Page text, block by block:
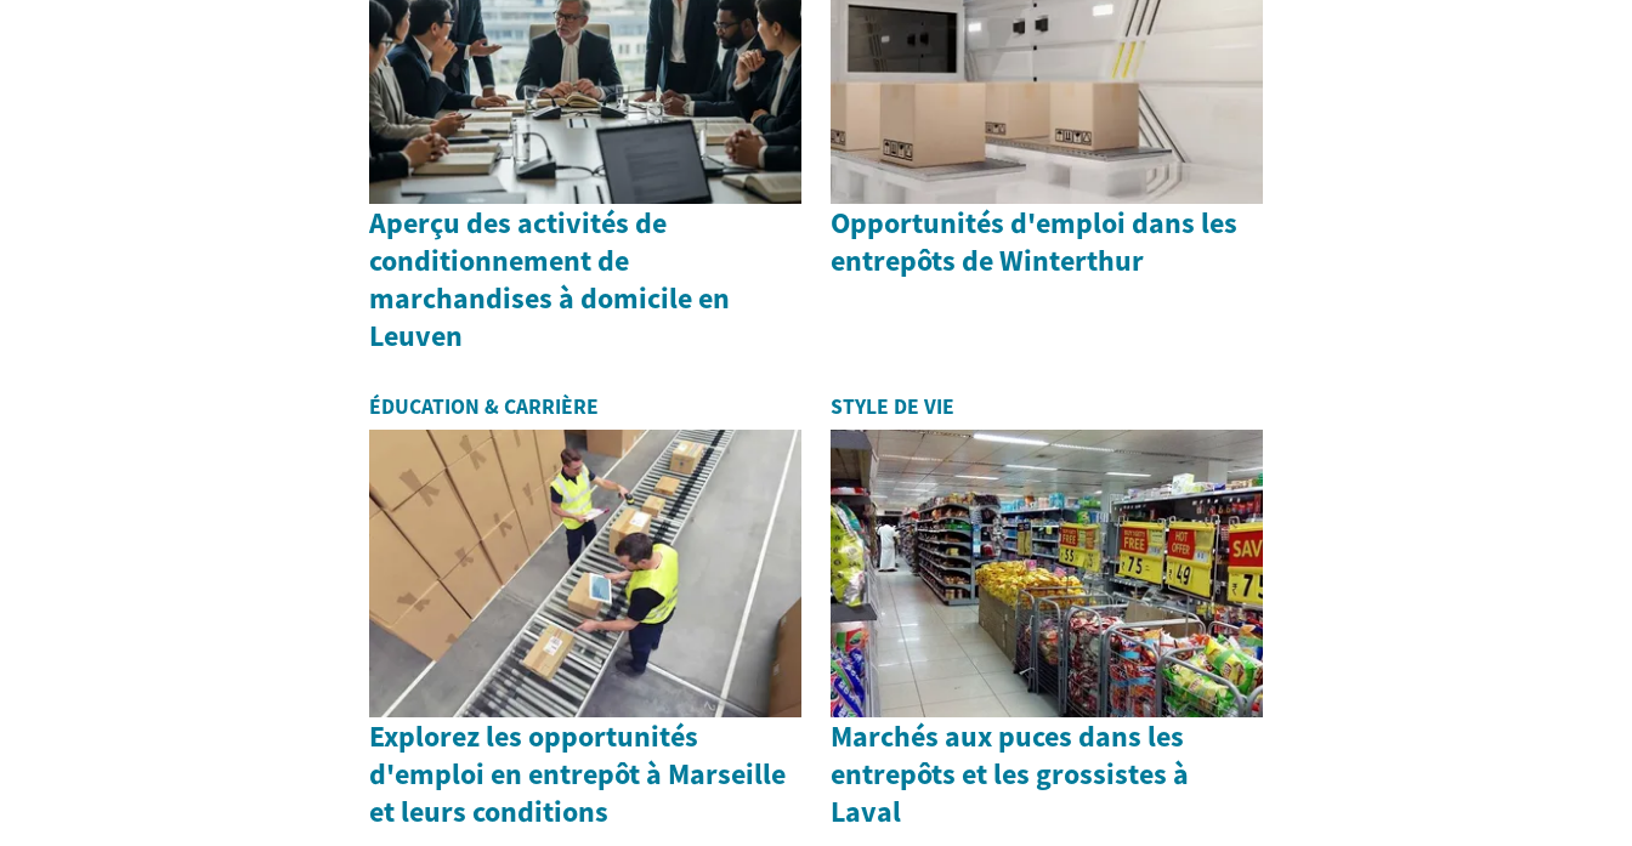
Aperçu des activités de
conditionnement de
marchandises à domicile en
Leuven
Opportunités d'emploi dans les
entrepôts de Winterthur
ÉDUCATION & CARRIÈRE
Explorez les opportunités
d'emploi en entrepôt à Marseille
et leurs conditions
STYLE DE VIE
Marchés aux puces dans les
entrepôts et les grossistes à
Laval